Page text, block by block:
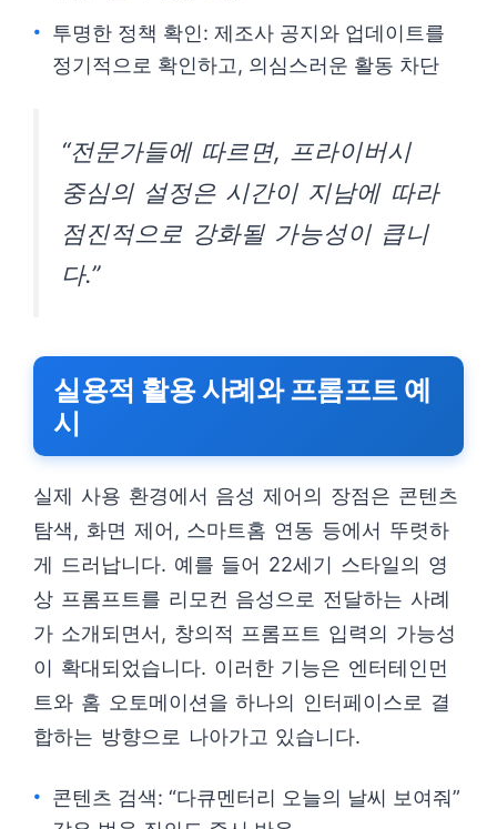
투명한 정책 확인: 제조사 공지와 업데이트를
정기적으로 확인하고, 의심스러운 활동 차단
“전문가들에 따르면, 프라이버시
중심의 설정은 시간이 지남에 따라
점진적으로 강화될 가능성이 큽니
다.”
실용적 활용 사례와 프롬프트 예
시
실제 사용 환경에서 음성 제어의 장점은 콘텐츠
탐색, 화면 제어, 스마트홈 연동 등에서 뚜렷하
게 드러납니다. 예를 들어 22세기 스타일의 영
상 프롬프트를 리모컨 음성으로 전달하는 사례
가 소개되면서, 창의적 프롬프트 입력의 가능성
이 확대되었습니다. 이러한 기능은 엔터테인먼
트와 홈 오토메이션을 하나의 인터페이스로 결
합하는 방향으로 나아가고 있습니다.
콘텐츠 검색: “다큐멘터리 오늘의 날씨 보여줘”